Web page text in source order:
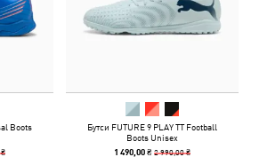
Boots
Бутси FUTURE 9 PLAY TT Football
Boots Unisex
1 490,00 ₴2 990,00 ₴